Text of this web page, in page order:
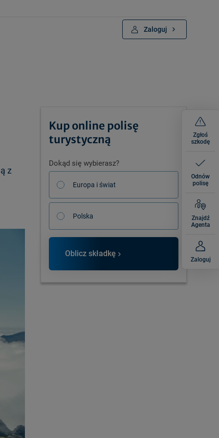
Zaloguj
z
Kup online polisę
turystyczną
Dokąd się wybierasz?
Europa i świat
Polska
Oblicz składkę
Zgłoś
szkodę
Odnów
polisę
Znajdź
Agenta
Zaloguj